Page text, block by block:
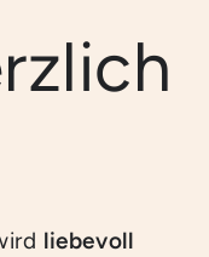
liebevoll